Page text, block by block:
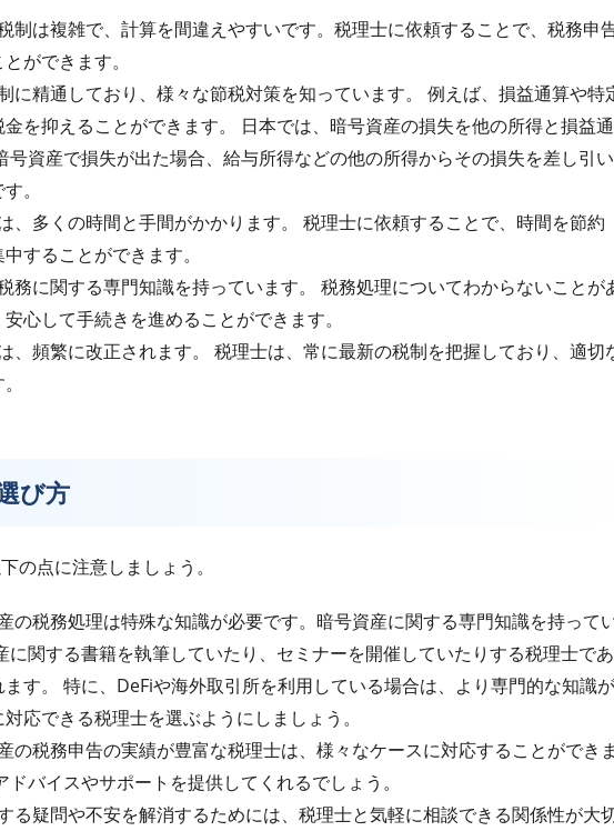
制は複雑で、計算を間違えやすいです。税理士に依頼することで、税務申
ができます。
に精通しており、様々な節税対策を知っています。 例えば、損益通算や特
を抑えることができます。 日本では、暗号資産の損失を他の所得と損益通
資産で損失が出た場合、給与所得などの他の所得からその損失を差し引い
。
、多くの時間と手間がかかります。 税理士に依頼することで、時間を節約
することができます。
務に関する専門知識を持っています。 税務処理についてわからないことが
心して手続きを進めることができます。
、頻繁に改正されます。 税理士は、常に最新の税制を把握しており、適切
び方
の点に注意しましょう。
の税務処理は特殊な知識が必要です。暗号資産に関する専門知識を持って
に関する書籍を執筆していたり、セミナーを開催していたりする税理士であ
す。 特に、DeFiや海外取引所を利用している場合は、より専門的な知識が
応できる税理士を選ぶようにしましょう。
の税務申告の実績が豊富な税理士は、様々なケースに対応することができま
バイスやサポートを提供してくれるでしょう。
る疑問や不安を解消するためには、税理士と気軽に相談できる関係性が大